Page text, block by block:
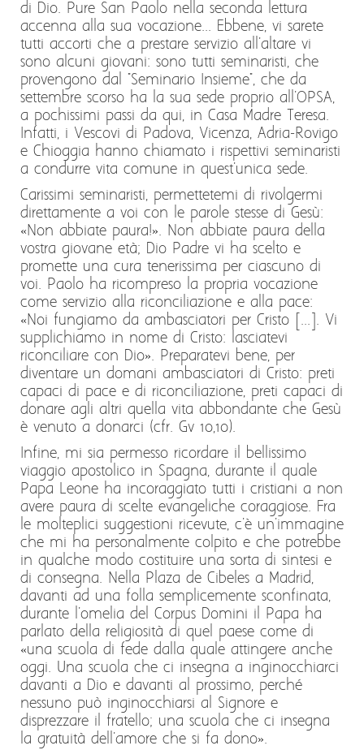
di Dio. Pure San Paolo nella seconda lettura
accenna alla sua vocazione... Ebbene, vi sarete
tutti accorti che a prestare servizio all'altare vi
sono alcuni giovani: sono tutti seminaristi, che
provengono dal "Seminario Insieme", che da
settembre scorso ha la sua sede proprio all'OPSA,
a pochissimi passi da qui, in Casa Madre Teresa.
Infatti, i Vescovi di Padova, Vicenza, Adria-Rovigo
e Chioggia hanno chiamato i rispettivi seminaristi
a condurre vita comune in quest'unica sede.
Carissimi seminaristi, permettetemi di rivolgermi
direttamente a voi con le parole stesse di Gesù:
«Non abbiate paura!». Non abbiate paura della
vostra giovane età; Dio Padre vi ha scelto e
promette una cura tenerissima per ciascuno di
voi. Paolo ha ricompreso la propria vocazione
come servizio alla riconciliazione e alla pace:
«Noi fungiamo da ambasciatori per Cristo [...]. Vi
supplichiamo in nome di Cristo: lasciatevi
riconciliare con Dio». Preparatevi bene, per
diventare un domani ambasciatori di Cristo: preti
capaci di pace e di riconciliazione, preti capaci di
donare agli altri quella vita abbondante che Gesù
è venuto a donarci (cfr. Gv 10,10).
Infine, mi sia permesso ricordare il bellissimo
viaggio apostolico in Spagna, durante il quale
Papa Leone ha incoraggiato tutti i cristiani a non
avere paura di scelte evangeliche coraggiose. Fra
le molteplici suggestioni ricevute, c'è un'immagine
che mi ha personalmente colpito e che potrebbe
in qualche modo costituire una sorta di sintesi e
di consegna. Nella Plaza de Cibeles a Madrid,
davanti ad una folla semplicemente sconfinata,
durante l'omelia del Corpus Domini il Papa ha
parlato della religiosità di quel paese come di
«una scuola di fede dalla quale attingere anche
oggi. Una scuola che ci insegna a inginocchiarci
davanti a Dio e davanti al prossimo, perché
nessuno può inginocchiarsi al Signore e
disprezzare il fratello; una scuola che ci insegna
la gratuità dell'amore che si fa dono».